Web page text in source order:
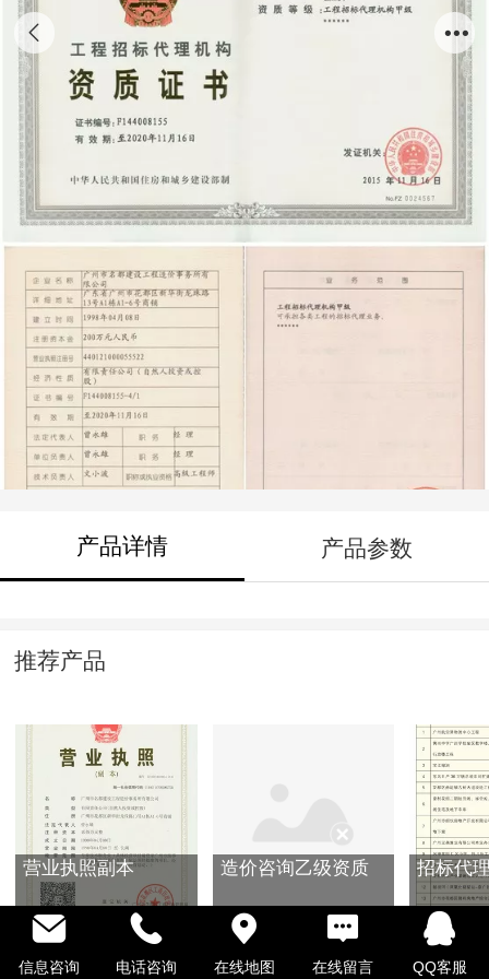
工程招标代理甲级资质
产品详情 产品参数
推荐产品
营业执照副本 造价咨询乙级资质 招标代
信息咨询 电话咨询 在线地图 在线留言 QQ客服